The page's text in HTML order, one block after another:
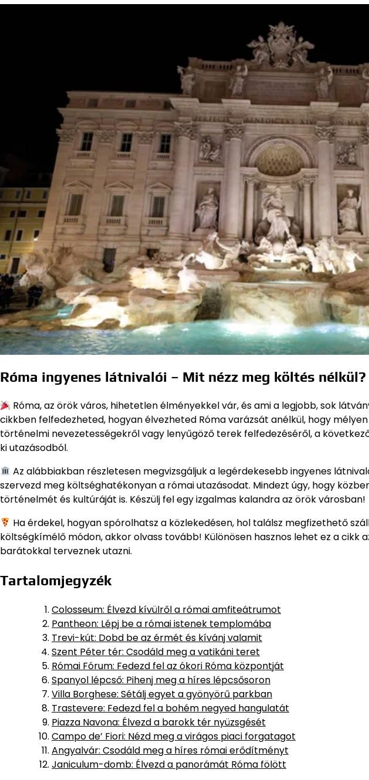
Róma ingyenes látnivalói – Mit nézz meg költés nélkül?
Róma, az örök város, hihetetlen élményekkel vár, és ami a legjobb, sok
cikkben felfedezheted, hogyan élvezheted Róma varázsát anélkül, hogy
történelmi nevezetességekről vagy lenyűgöző terek felfedezéséről, a
ki utazásodból.
Az alábbiakban részletesen megvizsgáljuk a legérdekesebb ingyenes
szervezd meg költséghatékonyan a római utazásodat. Mindezt úgy, hogy
történelmét és kultúráját is. Készülj fel egy izgalmas kalandra az örök városban!
Ha érdekel, hogyan spórolhatsz a közlekedésen, hol találsz megfizethető
költségkímélő módon, akkor olvass tovább! Különösen hasznos lehet ez a cikk
barátokkal terveznek utazni.
Tartalomjegyzék
Colosseum: Élvezd kívülről a római amfiteátrumot
Pantheon: Lépj be a római istenek templomába
Trevi-kút: Dobd be az érmét és kívánj valamit
Szent Péter tér: Csodáld meg a vatikáni teret
Római Fórum: Fedezd fel az ókori Róma központját
Spanyol lépcső: Pihenj meg a híres lépcsősoron
Villa Borghese: Sétálj egyet a gyönyörű parkban
Trastevere: Fedezd fel a bohém negyed hangulatát
Piazza Navona: Élvezd a barokk tér nyüzsgését
Campo de’ Fiori: Nézd meg a virágos piaci forgatagot
Angyalvár: Csodáld meg a híres római erődítményt
Janiculum-domb: Élvezd a panorámát Róma fölött